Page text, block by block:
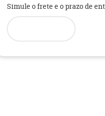
Simule o frete e o prazo de